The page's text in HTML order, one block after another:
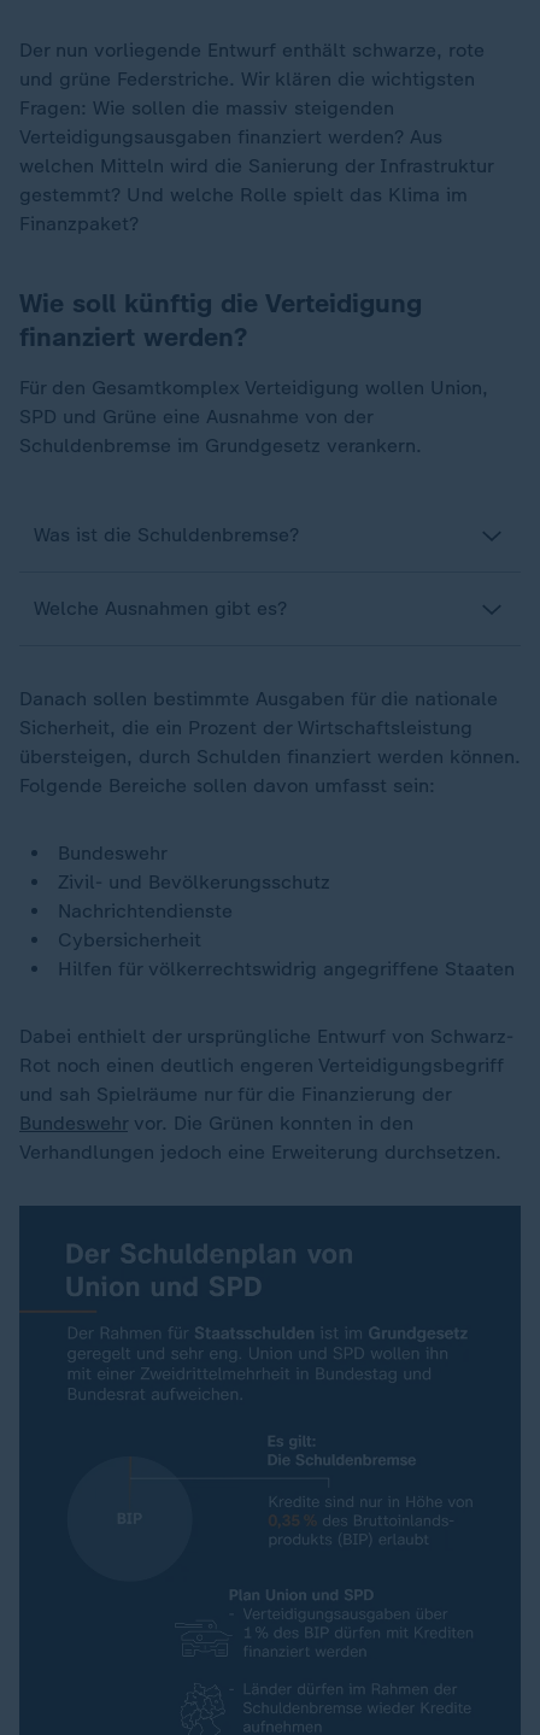
Der nun vorliegende Entwurf enthält schwarze, rote
und grüne Federstriche. Wir klären die wichtigsten
Fragen: Wie sollen die massiv steigenden
Verteidigungsausgaben finanziert werden? Aus
welchen Mitteln wird die Sanierung der Infrastruktur
gestemmt? Und welche Rolle spielt das Klima im
Finanzpaket?
Wie soll künftig die Verteidigung
finanziert werden?
Für den Gesamtkomplex Verteidigung wollen Union,
SPD und Grüne eine Ausnahme von der
Schuldenbremse im Grundgesetz verankern.
Was ist die Schuldenbremse?
Welche Ausnahmen gibt es?
Danach sollen bestimmte Ausgaben für die nationale
Sicherheit, die ein Prozent der Wirtschaftsleistung
übersteigen, durch Schulden finanziert werden können.
Folgende Bereiche sollen davon umfasst sein:
Bundeswehr
Zivil- und Bevölkerungsschutz
Nachrichtendienste
Cybersicherheit
Hilfen für völkerrechtswidrig angegriffene Staaten
Dabei enthielt der ursprüngliche Entwurf von Schwarz-
Rot noch einen deutlich engeren Verteidigungsbegriff
und sah Spielräume nur für die Finanzierung der
Bundeswehr vor. Die Grünen konnten in den
Verhandlungen jedoch eine Erweiterung durchsetzen.